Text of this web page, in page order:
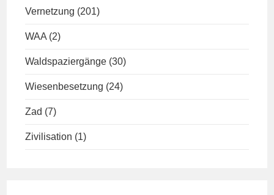
Vernetzung (201)
WAA (2)
Waldspaziergänge (30)
Wiesenbesetzung (24)
Zad (7)
Zivilisation (1)